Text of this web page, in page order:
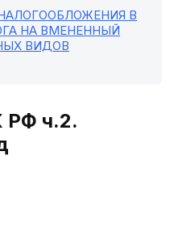
В
НА ВМЕНЕННЫЙ
ВИДОВ
РФ ч.2.